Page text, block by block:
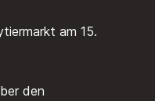
am 15.
den